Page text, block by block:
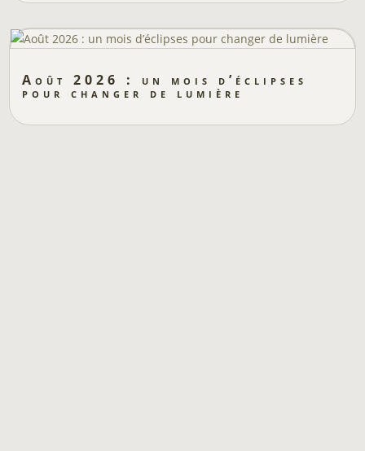
Août 2026 : un mois d’éclipses
pour changer de lumière